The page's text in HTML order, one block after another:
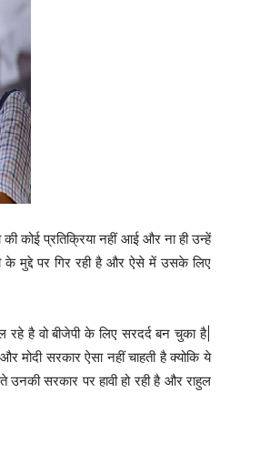
कोई प्रतिक्रिया नहीं आई और ना ही उन्हें
के मुद्दे पर गिर रही है और ऐसे में उसके लिए
रहे है वो बीजेपी के लिए सरदर्द बन चुका है|
मोदी सरकार ऐसा नहीं चाहती है क्योकि ये
उनकी सरकार पर हावी हो रही है और राहुल